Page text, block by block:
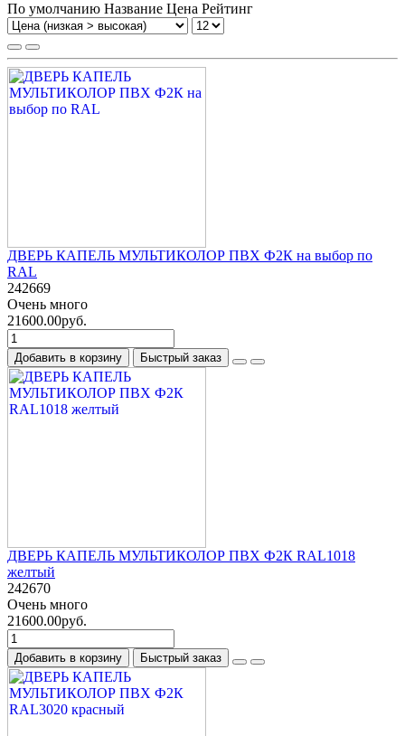
По умолчанию Название Цена Рейтинг
ДВЕРЬ КАПЕЛЬ МУЛЬТИКОЛОР ПВХ Ф2К на выбор по
RAL
242669
Очень много
21600.00руб.
Добавить в корзину Быстрый заказ
ДВЕРЬ КАПЕЛЬ МУЛЬТИКОЛОР ПВХ Ф2К RAL1018
желтый
242670
Очень много
21600.00руб.
Добавить в корзину Быстрый заказ